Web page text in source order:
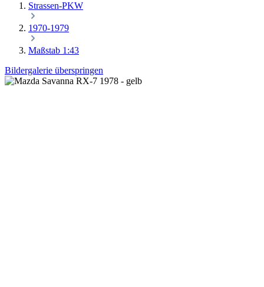
Strassen-PKW
1970-1979
Maßstab 1:43
Bildergalerie überspringen